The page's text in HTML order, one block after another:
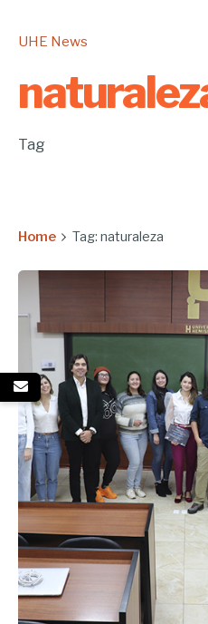
UHE News
Tag
Home Tag: naturaleza
Enviado por
UHE